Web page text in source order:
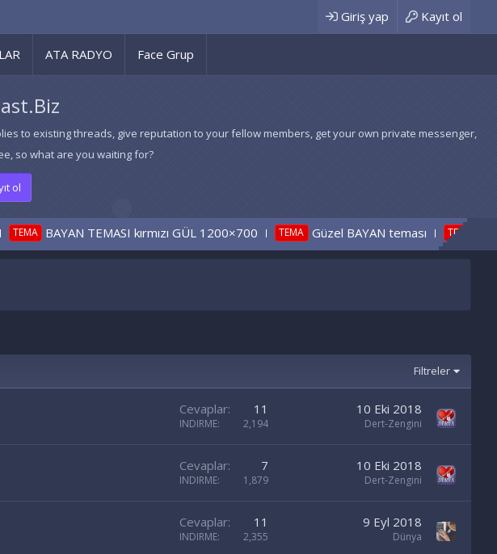
Giriş yap Kayıt ol
ATA RADYO Face Grup
to existing threads, give reputation to your fellow members, get your own private messenger,
so what are you waiting for?
ol
BAYAN TEMASI kırmızı GÜL 1200×700 TEMA Güzel BAYAN teması TEMA BAYAN
Filtreler
Cevaplar 11
INDIRME 2,194
10 Eki 2018
Dert-Zengini
Cevaplar 7
INDIRME 1,879
10 Eki 2018
Dert-Zengini
Cevaplar 11
INDIRME 2,355
9 Eyl 2018
Dünya